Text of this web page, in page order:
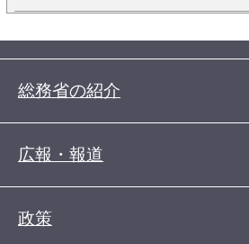
総務省の紹介
広報・報道
政策